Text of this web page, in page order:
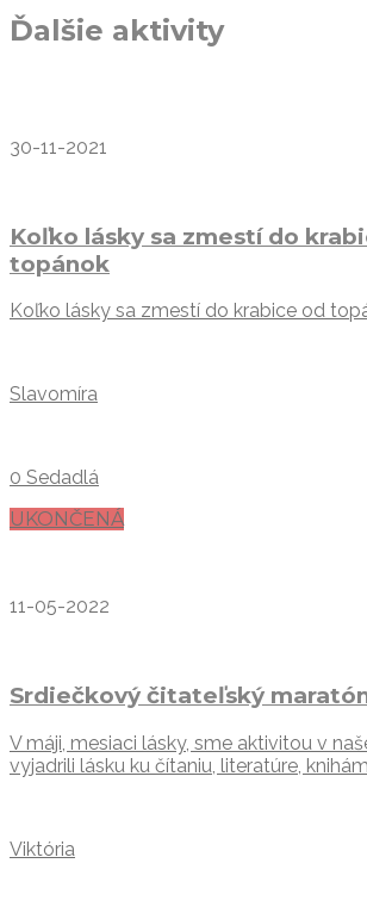
Ďalšie aktivity
30-11-2021
Koľko lásky sa zmestí do
topánok
Koľko lásky sa zmestí do krabice od
Slavomíra
0 Sedadlá
UKONČENÁ
11-05-2022
Srdiečkový čitateľský
V máji, mesiaci lásky, sme aktivitou v
vyjadrili lásku ku čítaniu, literatúre,
Viktória